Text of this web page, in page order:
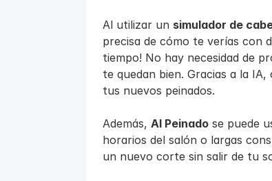
Al utilizar un simulador de
precisa de cómo te verías con
tiempo! No hay necesidad de
te quedan bien. Gracias a la
tus nuevos peinados.
Además, AI Peinado se puede
horarios del salón o largas
un nuevo corte sin salir de tu